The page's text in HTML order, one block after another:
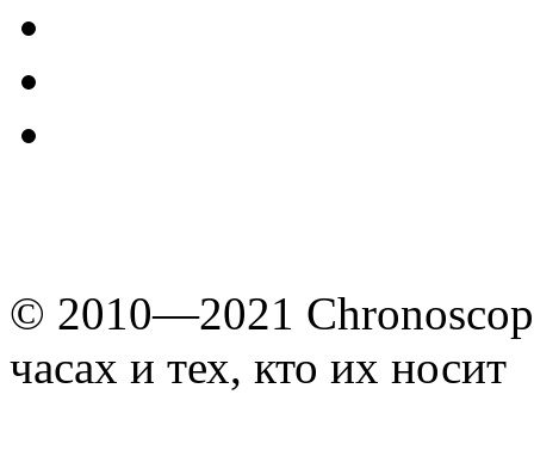
© 2010—2021
часах и тех, кто их носит